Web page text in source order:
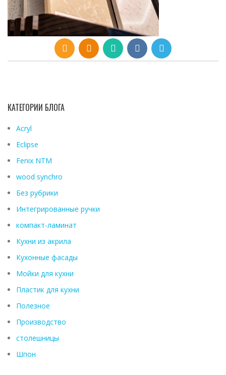
КАТЕГОРИИ БЛОГА
Acryl
Eclipse
Fenix ​​NTM
wood synchro
Без рубрики
Интегрированные ручки
компакт-ламинат
Кухни из акрила
Кухонные фасады
Мойки для кухни
Пластик для кухни
Полезное
Производство
столешницы
Шпон